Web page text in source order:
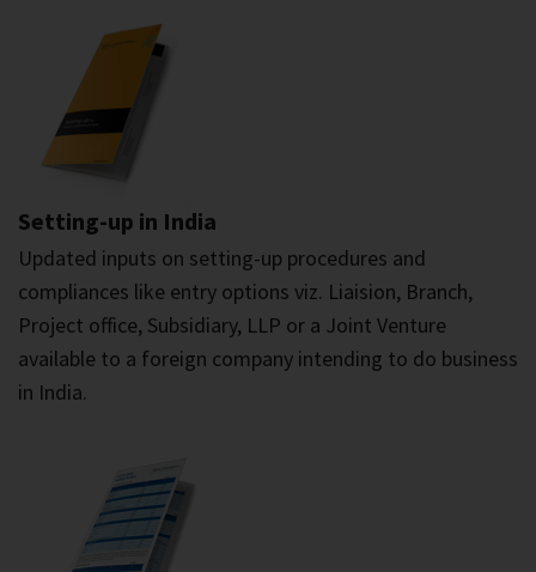
Setting-up in India
Updated inputs on setting-up procedures and
compliances like entry options viz. Liaision, Branch,
Project office, Subsidiary, LLP or a Joint Venture
available to a foreign company intending to do business